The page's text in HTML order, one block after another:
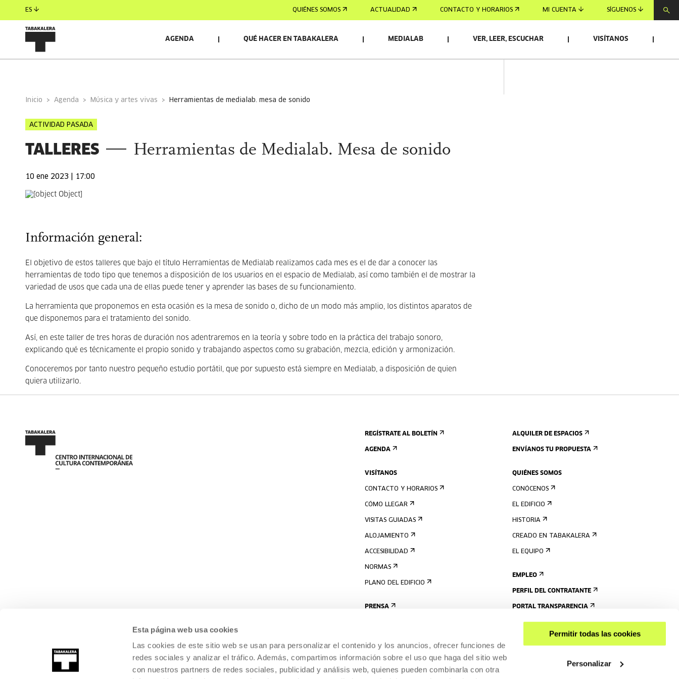
Esta página web usa cookies
Las cookies de este sitio web se usan para personalizar el contenido y los anuncios, ofrecer funciones de
redes sociales y analizar el tráfico. Además, compartimos información sobre el uso que haga del sitio web
con nuestros partners de redes sociales, publicidad y análisis web, quienes pueden combinarla con otra
Permitir todas las cookies
Personalizar
ES QUIÉNES SOMOS ACTUALIDAD CONTACTO Y HORARIOS MI CUENTA SÍGUENOS
AGENDA QUÉ HACER EN TABAKALERA MEDIALAB VER, LEER, ESCUCHAR VISÍTANOS
Inicio Agenda Música y artes vivas herramientas de medialab. mesa de sonido
ACTIVIDAD PASADA
TALLERES Herramientas de Medialab. Mesa de sonido
10 ene 2023 | 17:00
Información general:
El objetivo de estos talleres que bajo el título Herramientas de Medialab realizamos cada mes es el de dar a conocer las
herramientas de todo tipo que tenemos a disposición de los usuarios en el espacio de Medialab, así como también el de mostrar la
variedad de usos que cada una de ellas puede tener y aprender las bases de su funcionamiento.
La herramienta que proponemos en esta ocasión es la mesa de sonido o, dicho de un modo más amplio, los distintos aparatos de
que disponemos para el tratamiento del sonido.
Así, en este taller de tres horas de duración nos adentraremos en la teoría y sobre todo en la práctica del trabajo sonoro,
explicando qué es técnicamente el propio sonido y trabajando aspectos como su grabación, mezcla, edición y armonización.
Conoceremos por tanto nuestro pequeño estudio portátil, que por supuesto está siempre en Medialab, a disposición de quien
quiera utilizarlo.
REGÍSTRATE AL BOLETÍN
AGENDA
VISÍTANOS
CONTACTO Y HORARIOS
CÓMO LLEGAR
VISITAS GUIADAS
ALOJAMIENTO
ACCESIBILIDAD
NORMAS
PLANO DEL EDIFICIO
PRENSA
ALQUILER DE ESPACIOS
ENVÍANOS TU PROPUESTA
QUIÉNES SOMOS
CONÓCENOS
EL EDIFICIO
HISTORIA
CREADO EN TABAKALERA
EL EQUIPO
EMPLEO
PERFIL DEL CONTRATANTE
PORTAL TRANSPARENCIA